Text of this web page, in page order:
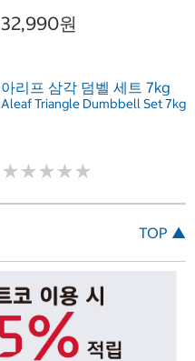
32,990원
아리프 삼각 덤벨 세트 7kg
Aleaf Triangle Dumbbell Set 7kg
★★★★★
★★★★★
TOP ▲